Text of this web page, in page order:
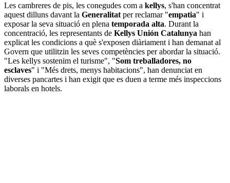
Les cambreres de pis, les conegudes com a kellys, s'han concentrat
aquest dilluns davant la Generalitat per reclamar "empatia" i
exposar la seva situació en plena temporada alta. Durant la
concentració, les representants de Kellys Unión Catalunya han
explicat les condicions a què s'exposen diàriament i han demanat al
Govern que utilitzin les seves competències per abordar la situació.
"Les kellys sostenim el turisme", "Som treballadores, no
esclaves" i "Més drets, menys habitacions", han denunciat en
diverses pancartes i han exigit que es duen a terme més inspeccions
laborals en hotels.